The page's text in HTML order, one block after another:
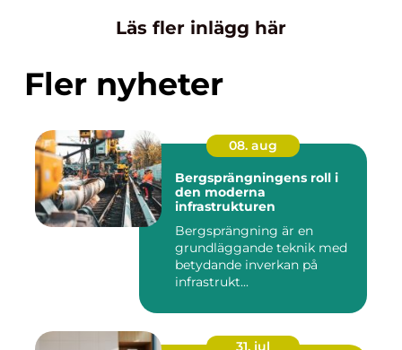
Läs fler inlägg här
Fler nyheter
08. aug
Bergsprängningens roll i
den moderna
infrastrukturen
Bergsprängning är en
grundläggande teknik med
betydande inverkan på
infrastrukt...
31. jul